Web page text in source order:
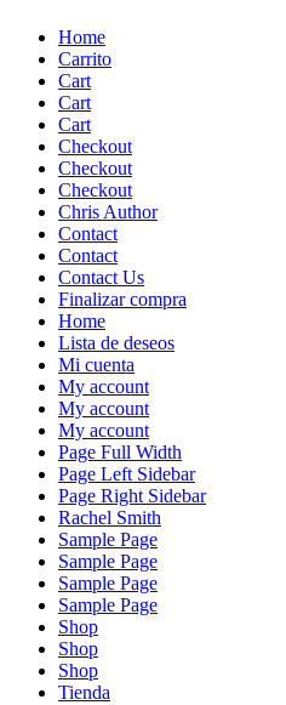
Skip
content
Home
Carrito
Cart
Cart
Cart
Checkout
Checkout
Checkout
Chris Author
Contact
Contact
Contact Us
Finalizar compra
Home
Lista de deseos
Mi cuenta
My account
My account
My account
Page Full Width
Page Left Sidebar
Page Right Sidebar
Rachel Smith
Sample Page
Sample Page
Sample Page
Sample Page
Shop
Shop
Shop
Tienda